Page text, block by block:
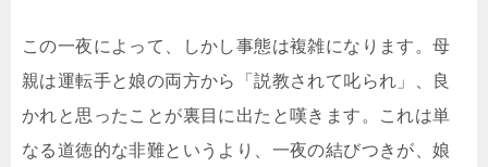
この一夜によって、しかし事態は複雑になります。母
親は運転手と娘の両方から「説教されて叱られ」、良
かれと思ったことが裏目に出たと嘆きます。これは単
なる道徳的な非難というより、一夜の結びつきが、娘